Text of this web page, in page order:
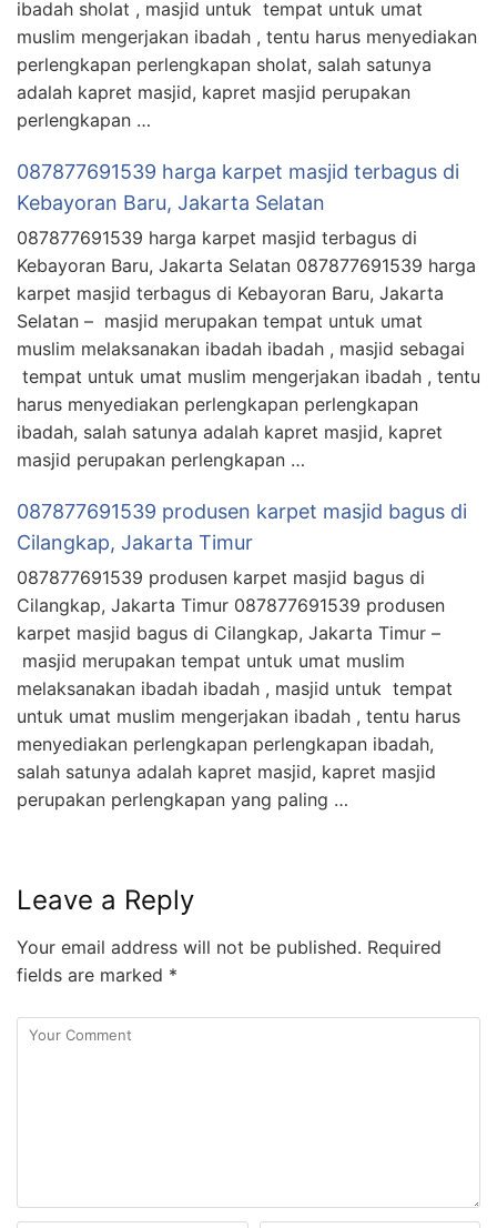
ibadah sholat , masjid untuk tempat untuk umat
muslim mengerjakan ibadah , tentu harus menyediakan
perlengkapan perlengkapan sholat, salah satunya
adalah kapret masjid, kapret masjid perupakan
perlengkapan …
087877691539 harga karpet masjid terbagus di
Kebayoran Baru, Jakarta Selatan
087877691539 harga karpet masjid terbagus di
Kebayoran Baru, Jakarta Selatan 087877691539 harga
karpet masjid terbagus di Kebayoran Baru, Jakarta
Selatan – masjid merupakan tempat untuk umat
muslim melaksanakan ibadah ibadah , masjid sebagai
tempat untuk umat muslim mengerjakan ibadah , tentu
harus menyediakan perlengkapan perlengkapan
ibadah, salah satunya adalah kapret masjid, kapret
masjid perupakan perlengkapan …
087877691539 produsen karpet masjid bagus di
Cilangkap, Jakarta Timur
087877691539 produsen karpet masjid bagus di
Cilangkap, Jakarta Timur 087877691539 produsen
karpet masjid bagus di Cilangkap, Jakarta Timur –
masjid merupakan tempat untuk umat muslim
melaksanakan ibadah ibadah , masjid untuk tempat
untuk umat muslim mengerjakan ibadah , tentu harus
menyediakan perlengkapan perlengkapan ibadah,
salah satunya adalah kapret masjid, kapret masjid
perupakan perlengkapan yang paling …
Leave a Reply
Your email address will not be published. Required
fields are marked *